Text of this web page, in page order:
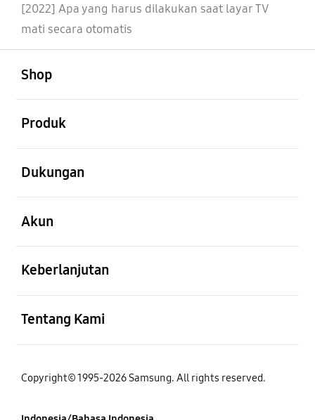
[2022] Apa yang harus dilakukan saat layar TV
mati secara otomatis
Shop
Produk
Dukungan
Akun
Keberlanjutan
Tentang Kami
Copyright© 1995-2026 Samsung. All rights reserved.